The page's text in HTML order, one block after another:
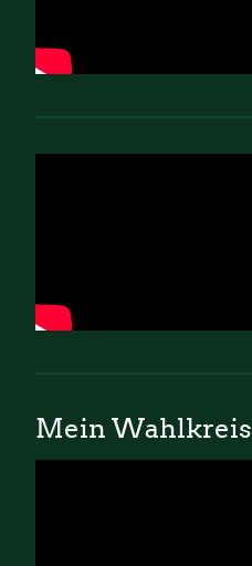
Mein Wahlkreis